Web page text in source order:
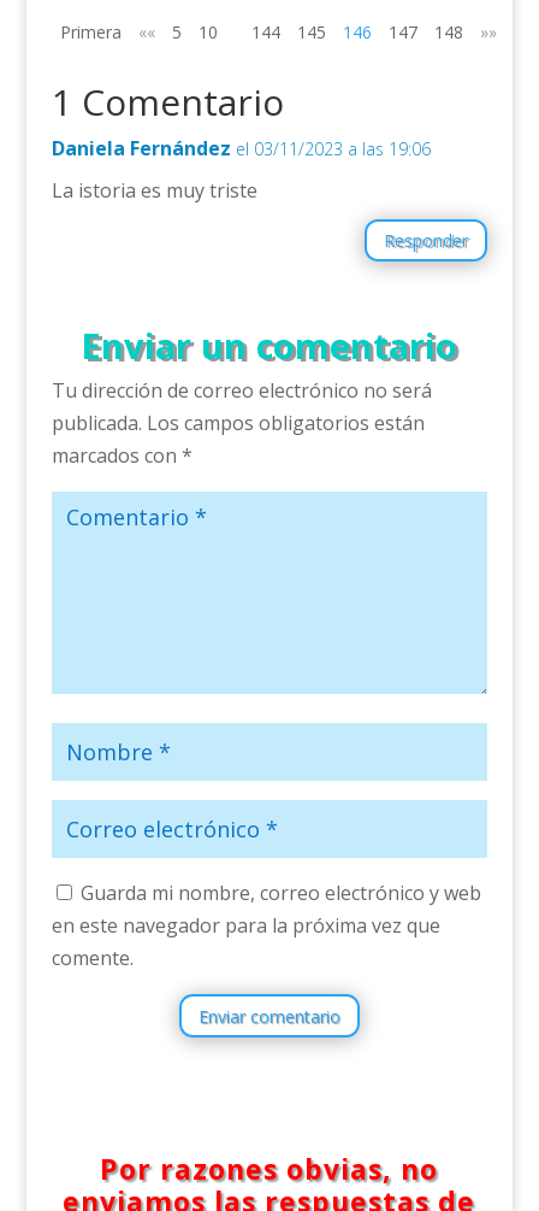
Primera «« 5 10 144 145 146 147 148 »»
1 Comentario
Daniela Fernández el 03/11/2023 a las 19:06
La istoria es muy triste
Responder
Enviar un comentario
Tu dirección de correo electrónico no será
publicada. Los campos obligatorios están
marcados con *
Guarda mi nombre, correo electrónico y web
en este navegador para la próxima vez que
comente.
Enviar comentario
Por razones obvias, no
enviamos las respuestas de